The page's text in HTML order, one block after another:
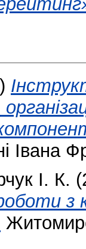
Івана
І. К.
з